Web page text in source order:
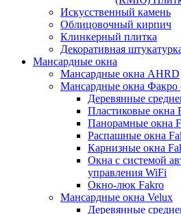
Искусственный камень
Облицовочный кирпич
Клинкерный плитка
Декоративная
Мансардные окна
Мансардные окна AHRD
Мансардные окна Факро
Деревянные
Пластиковые окна
Панорамные окна
Распашные окна
Карнизные окна
Окна с системой
управления WiFi
Окно-люк Fakro
Мансардные окна Velux
Деревянные